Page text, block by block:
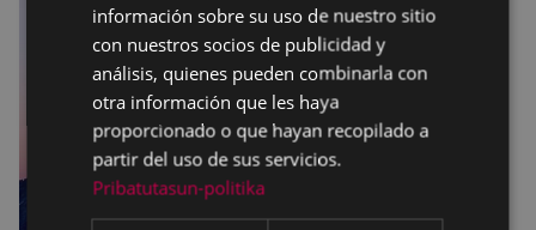
información sobre su uso de nuestro sitio
con nuestros socios de publicidad y
análisis, quienes pueden combinarla con
otra información que les haya
proporcionado o que hayan recopilado a
partir del uso de sus servicios.
Pribatutasun-politika